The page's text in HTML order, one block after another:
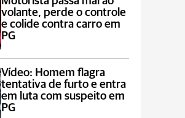
volante, perde o controle
e colide contra carro em
PG
Vídeo: Homem flagra
tentativa de furto e entra
em luta com suspeito em
PG